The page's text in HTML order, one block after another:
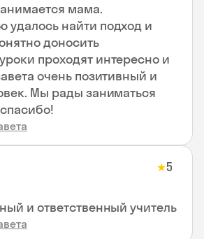
мама.
удалось найти подход и
доносить
проходят интересно и
очень позитивный и
Мы рады заниматься
★5
и ответственный учитель